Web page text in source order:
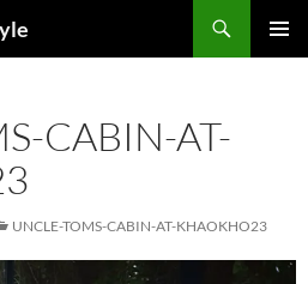
CABIN-AT-
UNCLE-TOMS-CABIN-AT-KHAOKHO23